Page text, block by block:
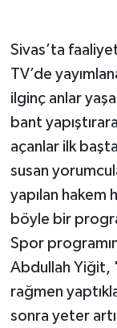
Sivas’ta
TV’de
ilginç anlar
bant
açanlar ilk
susan
yapılan hakem
böyle bir
Spor
Abdullah Yiğit,
rağmen
sonra yeter